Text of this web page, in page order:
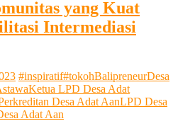
yang Kuat
Intermediasi
#inspiratif#tokohBalipreneurDesa
Ketua LPD Desa Adat
Desa Adat AanLPD Desa
Adat Aan